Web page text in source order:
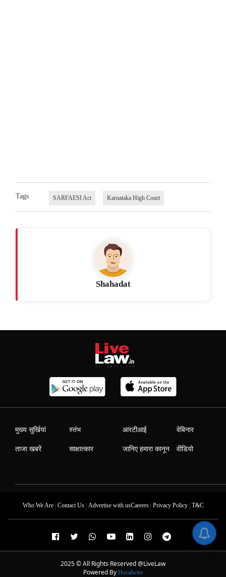
Tags SARFAESI Act Karnataka High Court
Shahadat
मुख्य सुर्खियां
ताजा खबरें
स्तंभ
साक्षात्कार
आरटीआई
जानिए हमारा कानून
वेबिनार
वीडियो
Who We Are| Contact Us| Advertise with usCareers| Privacy Policy| T&C
2025 © All Rights Reserved @LiveLaw
Powered By Hocalwire